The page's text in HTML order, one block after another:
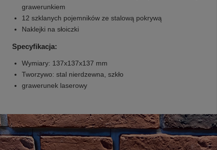
grawerunkiem
12 szklanych pojemników ze stalową pokrywą
Naklejki na słoiczki
Specyfikacja:
Wymiary: 137x137x137 mm
Tworzywo: stal nierdzewna, szkło
grawerunek laserowy